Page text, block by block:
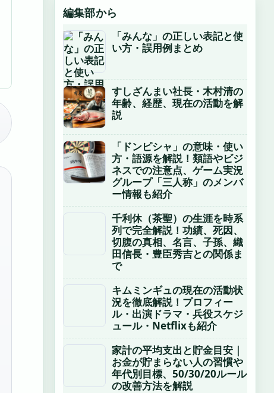
編集部から
「みんな」の正しい表記と使
い方・誤用例まとめ
すしざんまい社長・木村清の
年齢、経歴、現在の活動を解
説
「ドンピシャ」の意味・使い
方・語源を解説！類語やビジ
ネスでの注意点、ゲーム実況
グループ「三人称」のメンバ
ー情報も紹介
千利休（茶聖）の生涯を時系
列で完全解説！功績、死因、
切腹の真相、名言、子孫、織
田信長・豊臣秀吉との関係ま
で
キムミンギュの現在の活動状
況を徹底解説！プロフィー
ル・出演ドラマ・兵役スケジ
ュール・Netflixも紹介
家計の平均支出と貯金目安｜
お金が貯まらない人の習慣や
年代別目標、50/30/20ルール
の改善方法を解説